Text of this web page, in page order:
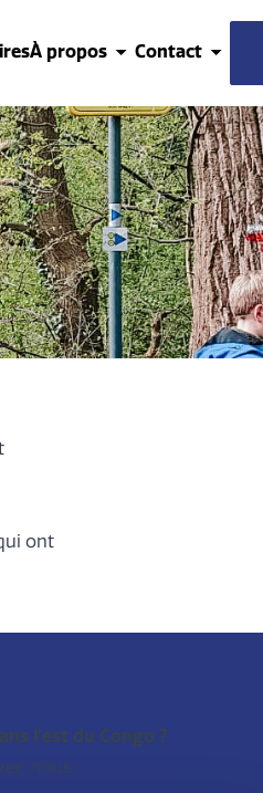
À propos Contact
ont
l'est du Congo ?
nous :